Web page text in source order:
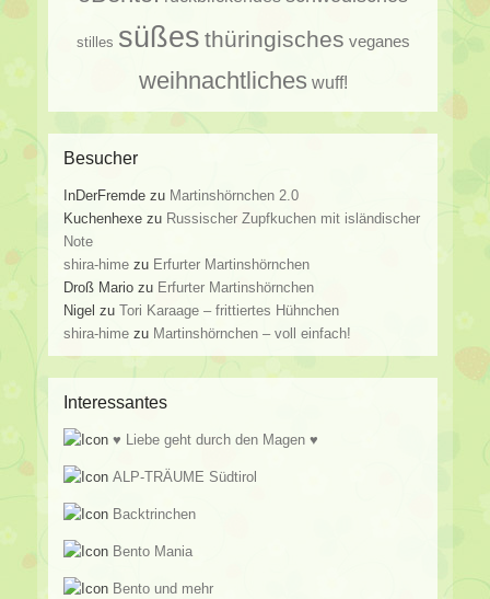
stilles süßes thüringisches veganes
weihnachtliches wuff!
Besucher
InDerFremde zu Martinshörnchen 2.0
Kuchenhexe zu Russischer Zupfkuchen mit isländischer
Note
shira-hime zu Erfurter Martinshörnchen
Droß Mario zu Erfurter Martinshörnchen
Nigel zuTori Karaage – frittiertes Hühnchen
shira-hime zu Martinshörnchen – voll einfach!
Interessantes
♥ Liebe geht durch den Magen ♥
ALP-TRÄUME Südtirol
Backtrinchen
Bento Mania
Bento und mehr